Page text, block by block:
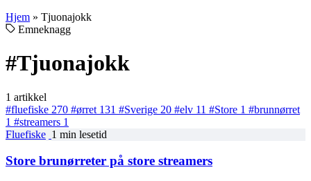
Hjem » Tjuonajokk
Emneknagg
#Tjuonajokk
1 artikkel
#fluefiske 270 #ørret 131 #Sverige 20 #elv 11 #Store 1 #brunnørret
1 #streamers 1
Fluefiske 1 min lesetid
Store brunørreter på store streamers